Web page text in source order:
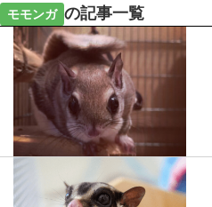
モモンガ の記事一覧